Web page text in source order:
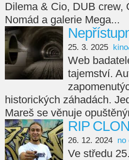
Dilema & Cio, DUB crew,
Nomád a galerie Mega...
25. 3. 2025
Web
tajemství.
historických záhadách.
Mareš se věnuje
RIP
26. 12. 2024 no
Ve středu